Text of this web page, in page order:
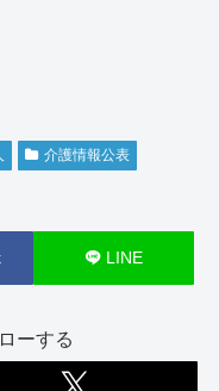
介護情報公表
LINE
ーする